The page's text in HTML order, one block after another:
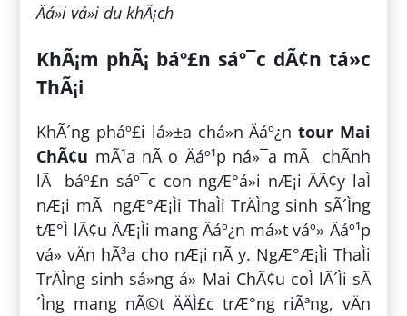
Äá»i vá»i du khÃ¡ch
KhÃ¡m phÃ¡ báº£n sáº¯c dÃ¢n tá»c
ThÃ¡i
KhÃ´ng pháº£i lá»±a chá»n Äáº¿n tour Mai
ChÃ¢u mÃ¹a nÃ o Äáº¹p ná»¯a mÃ chÃ­nh
lÃ báº£n sáº¯c con ngÆ°á»i nÆ¡i ÄÃ¢y laÌ
nÆ¡i mÃ ngÆ°Æ¡Ìi ThaÌi TrÄÌng sinh sÃ´Ìng
tÆ°Ì lÃ¢u ÄÆ¡Ìi mang Äáº¿n má»t váº» Äáº¹p
vá» vÄn hÃ³a cho nÆ¡i nÃ y. NgÆ°Æ¡Ìi ThaÌi
TrÄÌng sinh sá»ng á» Mai ChÃ¢u coÌ lÃ´Ìi sÃ
´Ìng mang nÃ©t ÄÄÌ£c trÆ°ng riÃªng, vÄn